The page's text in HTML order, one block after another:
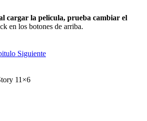
cargar la pelicula, prueba cambiar el
en los botones de arriba.
Siguiente